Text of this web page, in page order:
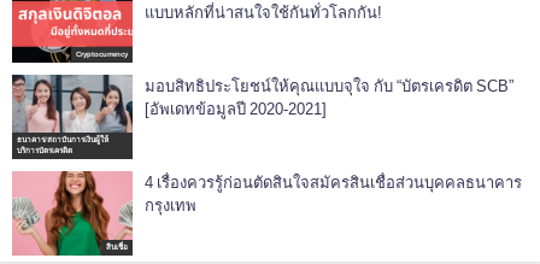
Cryptocurrency
แบบหลักที่น่าสนใจใช้กันทั่วโลกกัน!
ธนาคาร/สถาบันการเงินผู้ให้
บริการบัตรเครดิต
มอบสิทธิประโยชน์ให้คุณแบบจุใจ กับ “บัตรเครดิต SCB”
[อัพเดทข้อมูลปี 2020-2021]
สินเชื่อ
4 เรื่องควรรู้ก่อนตัดสินใจสมัครสินเชื่อส่วนบุคคลธนาคาร
กรุงเทพ